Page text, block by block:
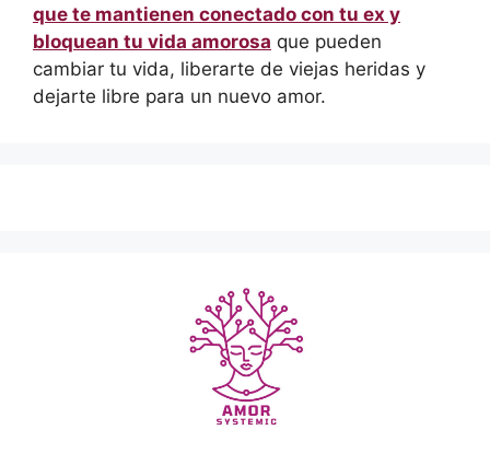
que te mantienen conectado con tu ex y
bloquean tu vida amorosa que pueden
cambiar tu vida, liberarte de viejas heridas y
dejarte libre para un nuevo amor.